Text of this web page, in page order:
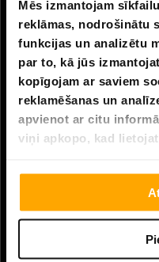
Mēs izmantojam
reklāmas, nodrošinātu
funkcijas un analizētu
par to, kā jūs
kopīgojam ar saviem
reklamēšanas un
apvienot ar citu
viņi apkopo, kad
Informācija
Uzņēmuma informācija
Par mums
Klientu apkalpošana
Atgriešana